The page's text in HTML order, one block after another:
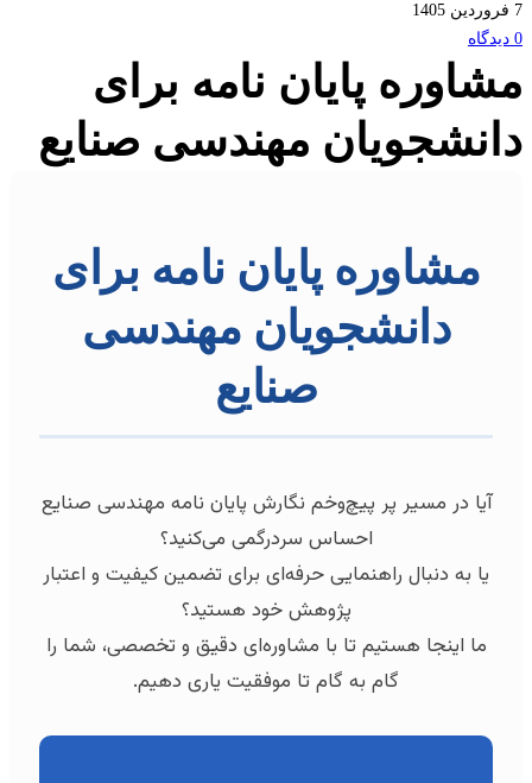
پایان نامه برای
مهندسی صنایع
مشاوره پایان نامه برای
دانشجویان مهندسی
صنایع
آیا در مسیر پر پیچ‌وخم نگارش پایان نامه مهندسی صنایع
احساس سردرگمی می‌کنید؟
یا به دنبال راهنمایی حرفه‌ای برای تضمین کیفیت و اعتبار
پژوهش خود هستید؟
ما اینجا هستیم تا با مشاوره‌ای دقیق و تخصصی، شما را
گام به گام تا موفقیت یاری دهیم.